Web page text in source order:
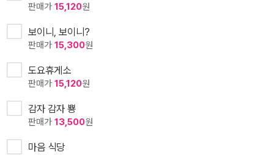
판매가 15,120원
보이니, 보이니?
판매가 15,300원
도요휴게소
판매가 15,120원
감자 감자 뿅
판매가 13,500원
마음 식당